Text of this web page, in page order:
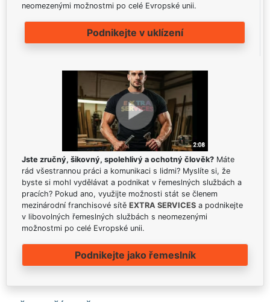
neomezenými možnostmi po celé Evropské unii.
Podnikejte v uklízení
Jste zručný, šikovný, spolehlivý a ochotný člověk? Máte
rád všestrannou práci a komunikaci s lidmi? Myslíte si, že
byste si mohl vydělávat a podnikat v řemeslných službách a
pracích? Pokud ano, využijte možnosti stát se členem
mezinárodní franchisové sítě EXTRA SERVICES a podnikejte
v libovolných řemeslných službách s neomezenými
možnostmi po celé Evropské unii.
Podnikejte jako řemeslník